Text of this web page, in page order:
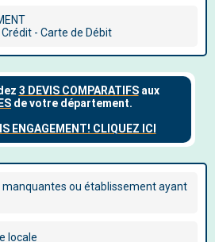
- Carte de Débit
ou établissement ayant
locale